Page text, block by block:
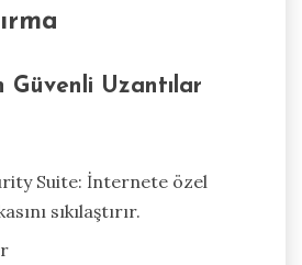
Güvenli Uzantılar
Suite: İnternete özel
sıkılaştırır.